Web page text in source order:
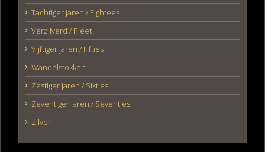
Tachtiger jaren / Eightees
Verzilverd / Pleet
Vijftiger jaren / Fifties
Wandelstokken
Zestiger jaren / Sixties
Zeventiger jaren / Seventies
Zilver